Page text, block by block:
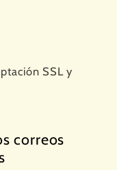
SSL y
correos